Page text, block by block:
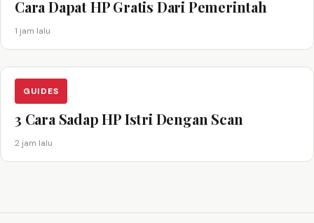
Cara Dapat HP Gratis Dari Pemerintah
1 jam lalu
GUIDES
3 Cara Sadap HP Istri Dengan Scan
2 jam lalu